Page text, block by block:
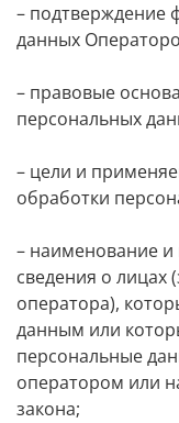
– подтверждение
данных
– правовые
персональных
– цели и
обработки
– наименование
сведения о лицах
оператора),
данным или
персональные
оператором или
закона;